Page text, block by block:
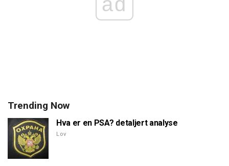
Trending Now
Hva er en PSA? detaljert analyse
Lov